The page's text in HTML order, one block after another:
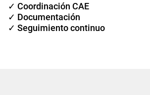
✓ Coordinación CAE
✓ Documentación
✓ Seguimiento continuo